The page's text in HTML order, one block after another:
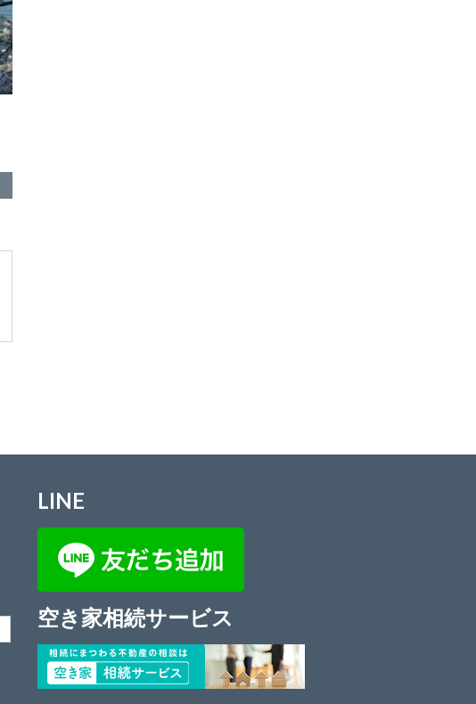
LINE
空き家相続サービス